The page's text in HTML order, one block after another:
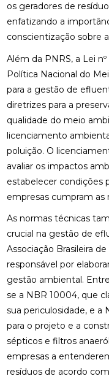
os geradores de
enfatizando a
conscientização sobre
Além da PNRS, a Lei
Política Nacional do
para a gestão de
diretrizes para a
qualidade do meio
licenciamento
poluição. O
avaliar os impactos
estabelecer condições
empresas cumpram as
As normas técnicas
crucial na gestão de
Associação Brasileira
responsável por
gestão ambiental.
se a NBR 10004, que
sua periculosidade, e a
para o projeto e a
sépticos e filtros
empresas a
resíduos de acordo